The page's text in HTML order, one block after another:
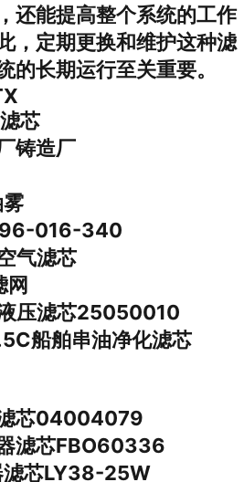
还能提高整个系统的工作
，定期更换和维护这种滤
的长期运行至关重要。
芯
铸造厂
016-340
气滤芯
压滤芯25050010
船舶串油净化滤芯
芯04004079
滤芯FBO60336
滤芯LY38-25W